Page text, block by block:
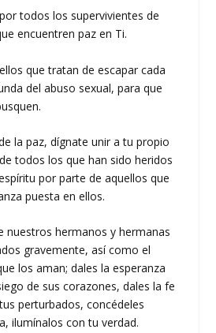
todos los supervivientes de
encuentren paz en Ti.
que tratan de escapar cada
del abuso sexual, para que
la paz, dígnate unir a tu propio
todos los que han sido heridos
por parte de aquellos que
puesta en ellos.
nuestros hermanos y hermanas
gravemente, así como el
los aman; dales la esperanza
de sus corazones, dales la fe
perturbados, concédeles
ilumínalos con tu verdad.